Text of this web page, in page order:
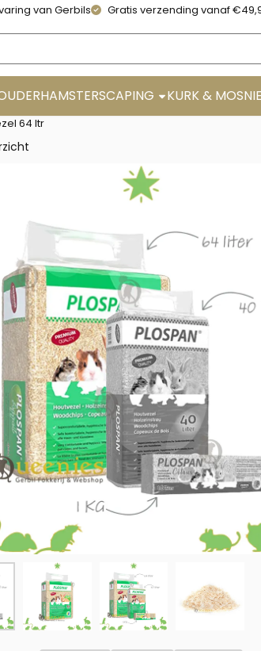
van Gerbils Gratis verzending vanaf
HAMSTERSCAPING KURK & MOS
64 ltr